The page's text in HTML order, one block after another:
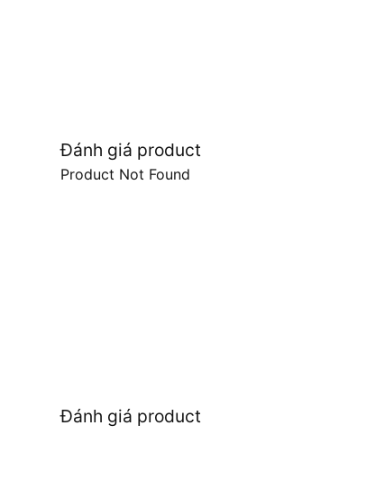
Đánh giá product
Product Not Found
Đánh giá product